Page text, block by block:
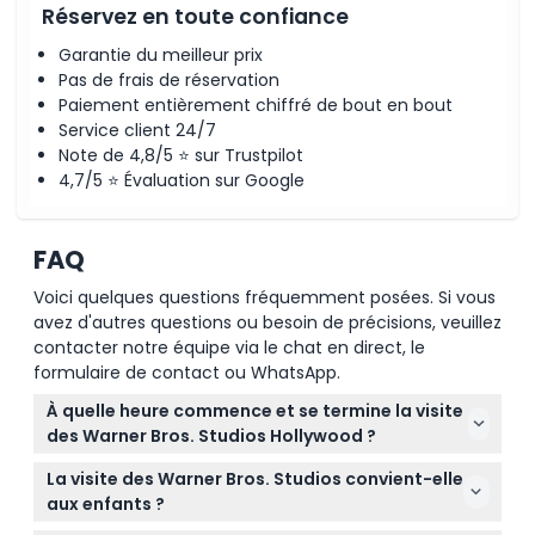
Réservez en toute confiance
Garantie du meilleur prix
Pas de frais de réservation
Paiement entièrement chiffré de bout en bout
Service client 24/7
Note de 4,8/5 ⭐ sur Trustpilot
4,7/5 ⭐ Évaluation sur Google
FAQ
Voici quelques questions fréquemment posées. Si vous
avez d'autres questions ou besoin de précisions, veuillez
contacter notre équipe via le chat en direct, le
formulaire de contact ou WhatsApp.
À quelle heure commence et se termine la visite
des Warner Bros. Studios Hollywood ?
La visite des studios a généralement lieu tous les
jours de 8h30 à 19h00, mais les horaires peuvent
La visite des Warner Bros. Studios convient-elle
aux enfants ?